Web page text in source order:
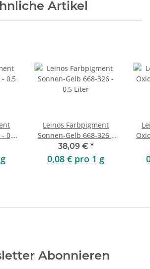
Artikel
0,5
Leinos Farbpigment
Sonnen-Gelb 668-326 -
0,5 Liter
38,09 € *
0,08 € pro 1 g
Abonnieren